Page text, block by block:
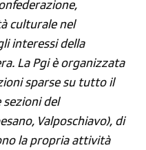
culturale nel
interessi della
La Pgi è organizzata
sparse su tutto il
del
Valposchiavo), di
la propria attività